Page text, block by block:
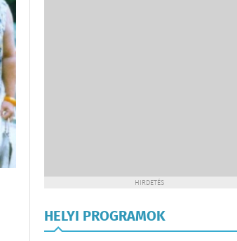
HIRDETÉS
HELYI PROGRAMOK